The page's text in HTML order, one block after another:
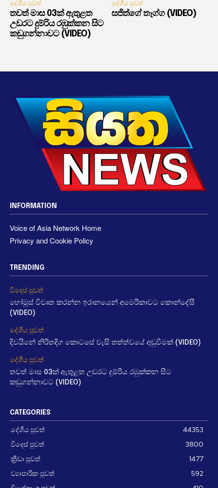
දේශීය පුවත්
තවත් මාස 03ක් ඇතුළත
උඩරට දුම්රිය රඹුක්කන සිට
කඩුගන්නාවට (VIDEO)
දේශීය පුවත්
සජිත්ගේ තෑග්ග (VIDEO)
INFORMATION
Voice of Asia Network Home
Privacy and Cookie Policy
TRENDING
විදෙස් පුවත්
හෝමූස් විවෘත කරන්න ඉරානයෙන් අමෙරිකාවට කොන්දේසී
(VIDEO)
දේශීය පුවත්
දිවයිනේ නිරිතදිග කොටසේ වැසි තත්ත්වයේ අඩුවීමක් (VIDEO)
දේශීය පුවත්
තවත් මාස 03ක් ඇතුළත උඩරට දුම්රිය රඹුක්කන සිට
කඩුගන්නාවට (VIDEO)
CATEGORIES
දේශීය පුවත්
44353
විදෙස් පුවත්
3800
ක්‍රීඩා පුවත්
1477
ව්‍යාපාරික පුවත්
592